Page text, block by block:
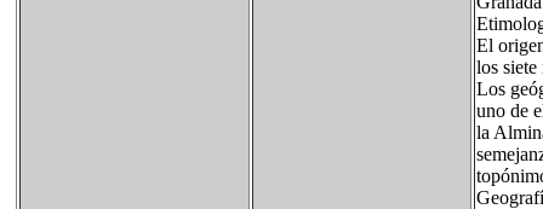
El
los siete
Los
uno de
la